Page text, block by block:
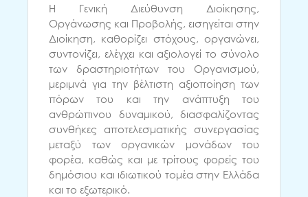
Η Γενική Διεύθυνση Διοίκησης,
Οργάνωσης και Προβολής, εισηγείται στην
Διοίκηση, καθορίζει στόχους, οργανώνει,
συντονίζει, ελέγχει και αξιολογεί το σύνολο
των δραστηριοτήτων του Οργανισμού,
μεριμνά για την βέλτιστη αξιοποίηση των
πόρων του και την ανάπτυξη του
ανθρώπινου δυναμικού, διασφαλίζοντας
συνθήκες αποτελεσματικής συνεργασίας
μεταξύ των οργανικών μονάδων του
φορέα, καθώς και με τρίτους φορείς του
δημόσιου και ιδιωτικού τομέα στην Ελλάδα
και το εξωτερικό.